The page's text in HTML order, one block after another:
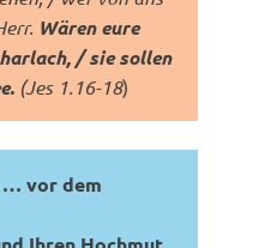
Wären eure
/ sie sollen
(Jes 1.16-18)
… vor dem